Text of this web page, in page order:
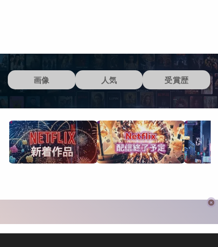
画像 人気 受賞歴